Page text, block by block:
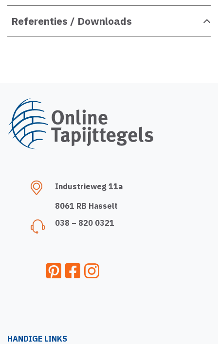
Referenties / Downloads
Industrieweg 11a
8061 RB Hasselt
038 – 820 0321
HANDIGE LINKS